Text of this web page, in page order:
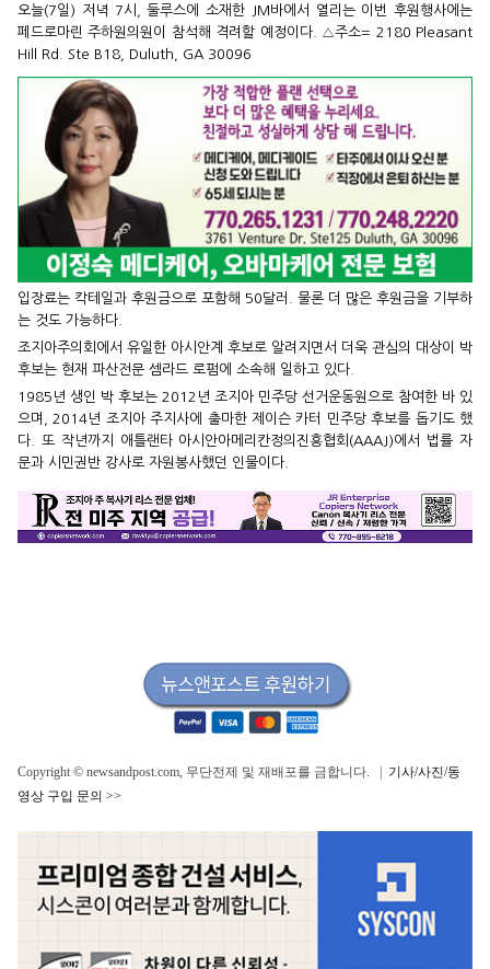
오늘(7일) 저녁 7시, 둘루스에 소재한 JM바에서 열리는 이번 후원행사에는
페드로마린 주하원의원이 참석해 격려할 예정이다. △주소= 2180 Pleasant
Hill Rd. Ste B18, Duluth, GA 30096
입장료는 칵테일과 후원금으로 포함해 50달러. 물론 더 많은 후원금을 기부하
는 것도 가능하다.
조지아주의회에서 유일한 아시안계 후보로 알려지면서 더욱 관심의 대상이 박
후보는 현재 파산전문 셈라드 로펌에 소속해 일하고 있다.
1985년 생인 박 후보는 2012년 조지아 민주당 선거운동원으로 참여한 바 있
으며, 2014년 조지아 주지사에 출마한 제이슨 카터 민주당 후보를 돕기도 했
다. 또 작년까지 애틀랜타 아시안아메리칸정의진흥협회(AAAJ)에서 법률 자
문과 시민권반 강사로 자원봉사했던 인물이다.
Copyright © newsandpost.com, 무단전제 및 재배포를 금합니다. | 기사/사진/동
영상 구입 문의 >>